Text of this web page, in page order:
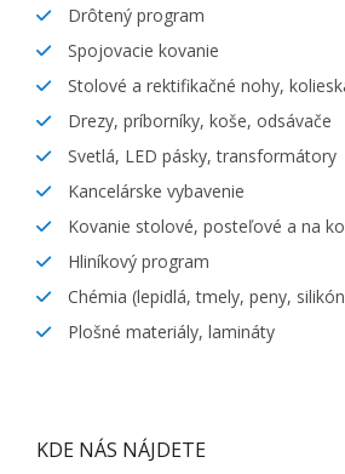
Drôtený program
Spojovacie kovanie
Stolové a rektifikačné nohy,
Drezy, príborníky, koše, odsávače
Svetlá, LED pásky, transformátory
Kancelárske vybavenie
Kovanie stolové, posteľové a na
Hliníkový program
Chémia (lepidlá, tmely, peny,
Plošné materiály, lamináty
KDE NÁS NÁJDETE